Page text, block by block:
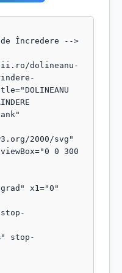
de Încredere -->
dolineanu-
2000/svg"
0 300